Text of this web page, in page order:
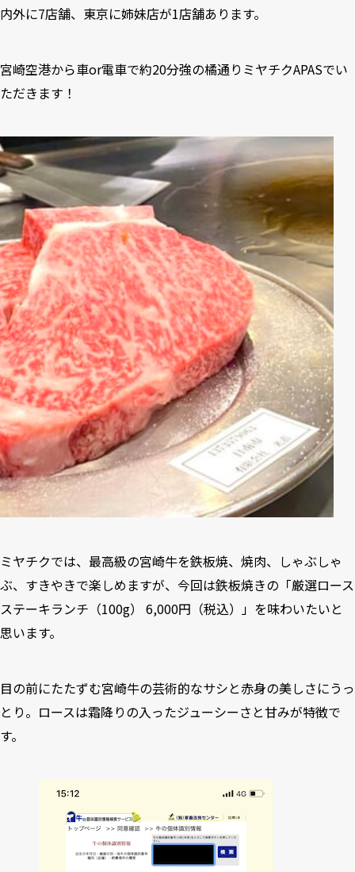
内外に7店舗、東京に姉妹店が1店舗あります。
宮崎空港から車or電車で約20分強の橘通りミヤチクAPASでい
ただきます！
ミヤチクでは、最高級の宮崎牛を鉄板焼、焼肉、しゃぶしゃ
ぶ、すきやきで楽しめますが、今回は鉄板焼きの「厳選ロース
ステーキランチ（100g） 6,000円（税込）」を味わいたいと
思います。
目の前にたたずむ宮崎牛の芸術的なサシと赤身の美しさにうっ
とり。ロースは霜降りの入ったジューシーさと甘みが特徴で
す。